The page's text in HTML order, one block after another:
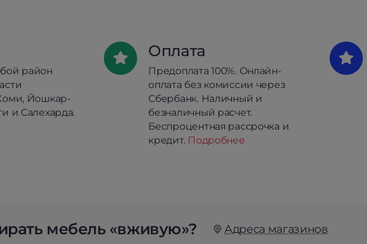
район
Йошкар-
и Салехарда.
Оплата
Предоплата 100%. Онлайн-
оплата без комиссии через
Сбербанк. Наличный и
безналичный расчет.
Беспроцентная рассрочка и
кредит. Подробнее
мебель «вживую»? Адреса магазинов